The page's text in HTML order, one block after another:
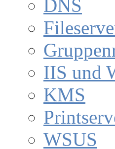
DNS
IIS und
KMS
WSUS